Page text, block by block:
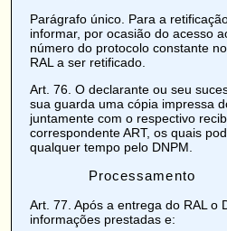
Parágrafo único. Para a
informar, por ocasião do acesso
número do protocolo constante
RAL a ser retificado.
Art. 76. O declarante ou seu
sua guarda uma cópia impressa
juntamente com o respectivo
correspondente ART, os quais
qualquer tempo pelo DNPM.
Processamento
Art. 77. Após a entrega do RAL o
informações prestadas e: